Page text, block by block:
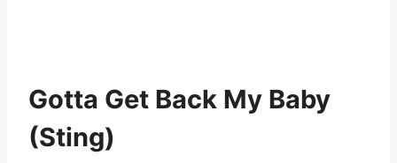
Gotta Get Back My Baby
(Sting)